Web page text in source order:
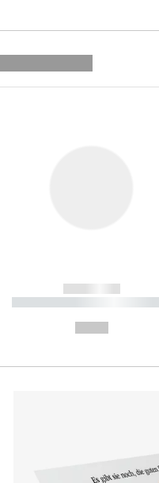
------------
----------- -----------